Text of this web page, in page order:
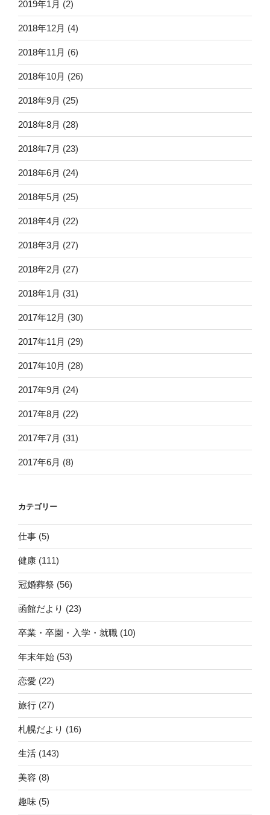
2019年1月 (2)
2018年12月 (4)
2018年11月 (6)
2018年10月 (26)
2018年9月 (25)
2018年8月 (28)
2018年7月 (23)
2018年6月 (24)
2018年5月 (25)
2018年4月 (22)
2018年3月 (27)
2018年2月 (27)
2018年1月 (31)
2017年12月 (30)
2017年11月 (29)
2017年10月 (28)
2017年9月 (24)
2017年8月 (22)
2017年7月 (31)
2017年6月 (8)
カテゴリー
仕事 (5)
健康 (111)
冠婚葬祭 (56)
函館だより (23)
卒業・卒園・入学・就職 (10)
年末年始 (53)
恋愛 (22)
旅行 (27)
札幌だより (16)
生活 (143)
美容 (8)
趣味 (5)